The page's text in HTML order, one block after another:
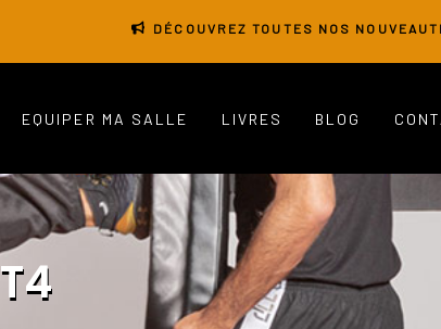
DÉCOUVREZ TOUTES NOS
EQUIPER MA SALLE LIVRES BLOG
T4